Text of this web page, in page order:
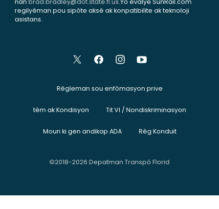
nan brad.bradley@dot.state.fl.us.Yo evalye SunRail.com
regilyèman pou sipòte aksè ak konpatibilite ak teknoloji
asistans.
Règleman sou enfòmasyon prive
tèm ak Kondisyon Tit VI / Nondiskriminasyon
Moun ki gen andikap ADA Règ Konduit
©2018-2026 Depatman Transpò Florid